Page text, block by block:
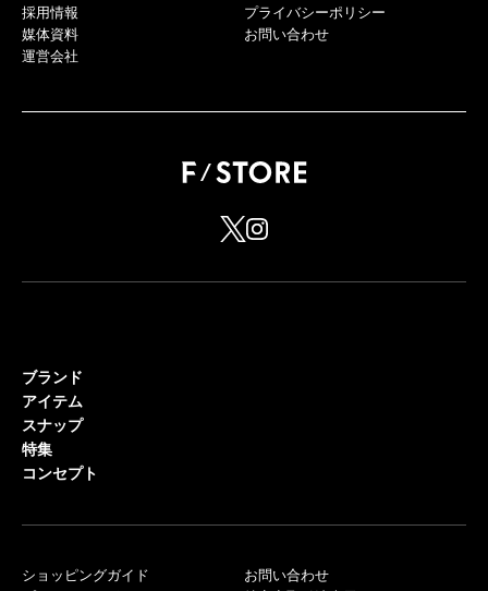
採用情報
媒体資料
運営会社
プライバシーポリシー
お問い合わせ
ブランド
アイテム
スナップ
特集
コンセプト
ショッピングガイド
お問い合わせ